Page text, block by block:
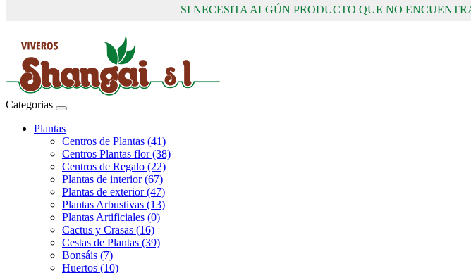
SI NECESITA ALGÚN PRODUCTO QUE NO
Categorias
Plantas
Centros de Plantas (41)
Centros Plantas flor (38)
Centros de Regalo (22)
Plantas de interior (67)
Plantas de exterior (47)
Plantas Arbustivas (13)
Plantas Artificiales (0)
Cactus y Crasas (16)
Cestas de Plantas (39)
Bonsáis (7)
Huertos (10)